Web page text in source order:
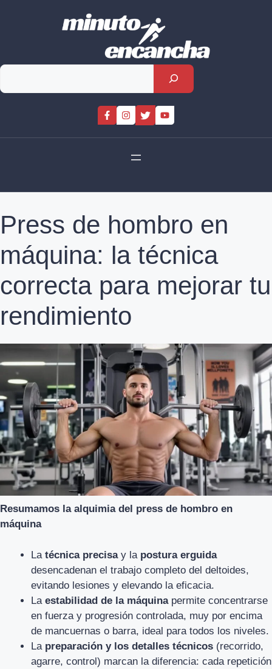
Rechercher
Press de hombro en
máquina: la técnica
correcta para mejorar tu
rendimiento
Resumamos la alquimia del press de hombro en
máquina
La técnica precisay la postura erguida
desencadenan el trabajo completo del deltoides,
evitando lesiones y elevando la eficacia.
La estabilidad de la máquinapermite concentrarse
en fuerza y progresión controlada, muy por encima
de mancuernas o barra, ideal para todos los niveles.
La preparación y los detalles técnicos (recorrido,
agarre, control) marcan la diferencia: cada repetición